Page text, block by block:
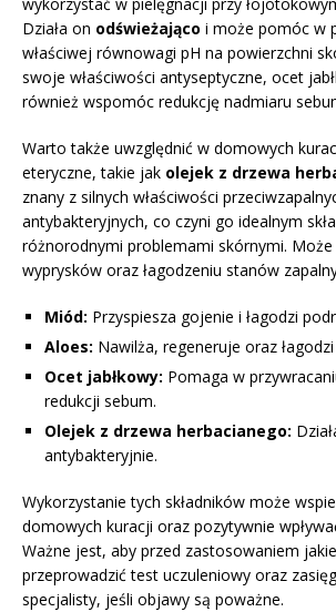
Działa on odświeżająco i może pomóc w
właściwej równowagi pH na powierzchni
swoje właściwości antyseptyczne, ocet
również wspomóc redukcję nadmiaru
Warto także uwzględnić w domowych
eteryczne, takie jak olejek z drzewa
znany z silnych właściwości
antybakteryjnych, co czyni go idealnym
różnorodnymi problemami skórnymi.
wyprysków oraz łagodzeniu stanów
Miód: Przyspiesza gojenie i łagodzi
Aloes: Nawilża, regeneruje oraz
Ocet jabłkowy: Pomaga w
redukcji sebum.
Olejek z drzewa herbacianego:
antybakteryjnie.
Wykorzystanie tych składników może
domowych kuracji oraz pozytywnie
Ważne jest, aby przed zastosowaniem
przeprowadzić test uczuleniowy oraz
specjalisty, jeśli objawy są poważne.